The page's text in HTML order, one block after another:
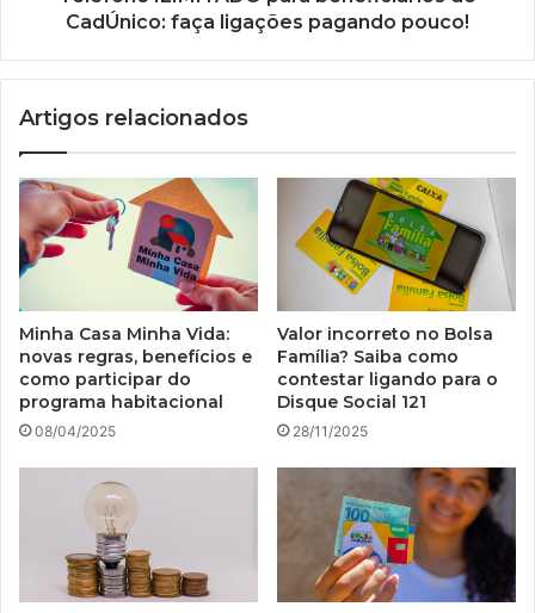
CadÚnico: faça ligações pagando pouco!
Artigos relacionados
Minha Casa Minha Vida:
novas regras, benefícios e
como participar do
programa habitacional
08/04/2025
Valor incorreto no Bolsa
Família? Saiba como
contestar ligando para o
Disque Social 121
28/11/2025